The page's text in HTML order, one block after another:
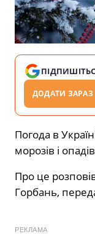
ДОДАТИ ЗАРАЗ
Погода в
морозів і
Про це
Горбань,
РЕКЛАМА